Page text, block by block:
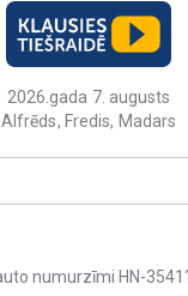
2026.gada 7. augusts
Alfrēds, Fredis, Madars